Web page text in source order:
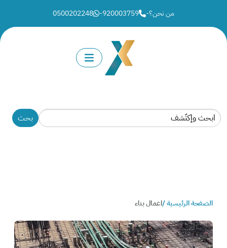
من نحن؟-
920003759
-
0500202248
الصفحة الرئيسية /اعمال بناء